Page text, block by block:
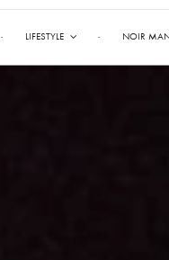
LIFESTYLE NOIR